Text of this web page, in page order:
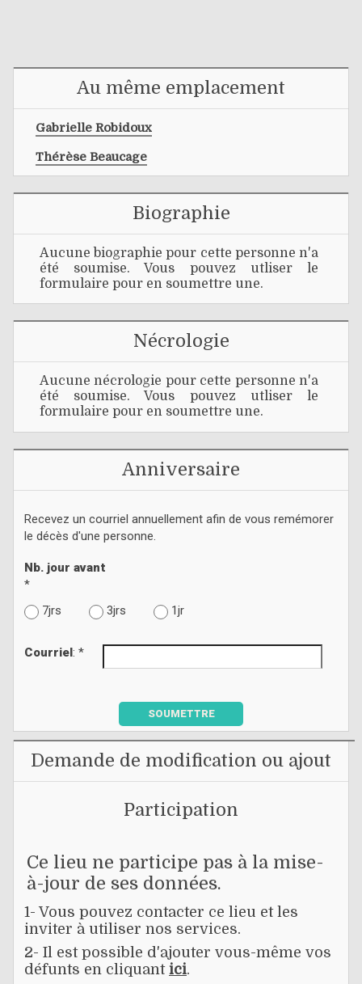
Au même emplacement
Gabrielle Robidoux
Thérèse Beaucage
Biographie
Aucune biographie pour cette personne n'a
été soumise. Vous pouvez utliser le
formulaire pour en soumettre une.
Nécrologie
Aucune nécrologie pour cette personne n'a
été soumise. Vous pouvez utliser le
formulaire pour en soumettre une.
Anniversaire
Recevez un courriel annuellement afin de vous remémorer
le décès d'une personne.
Nb. jour avant
*
7jrs
3jrs 1jr
Courriel : *
SOUMETTRE
Demande de modification ou ajout
Participation
Ce lieu ne participe pas à la mise-
à-jour de ses données.
1- Vous pouvez contacter ce lieu et les
inviter à utiliser nos services.
2- Il est possible d'ajouter vous-même vos
défunts en cliquant ici.